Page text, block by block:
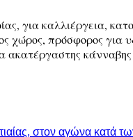
για καλλιέργεια,
χώρος, πρόσφορος για
στον αγώνα κατά